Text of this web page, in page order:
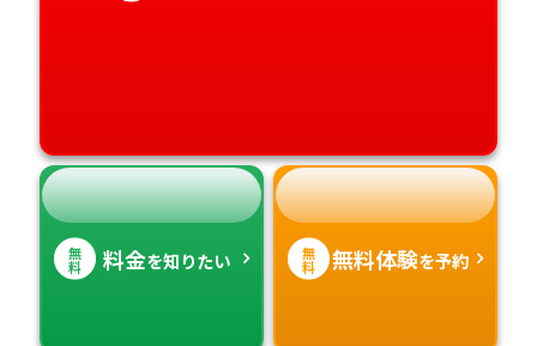
無
料 料金を知りたい 無
料 無料体験を予約